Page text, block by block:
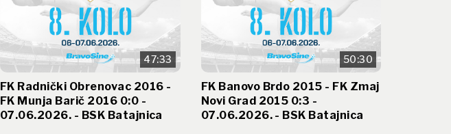
47:33
FK Radnički Obrenovac 2016 -
FK Munja Barič 2016 0:0 -
07.06.2026. - BSK Batajnica
50:30
FK Banovo Brdo 2015 - FK Zmaj
Novi Grad 2015 0:3 -
07.06.2026. - BSK Batajnica